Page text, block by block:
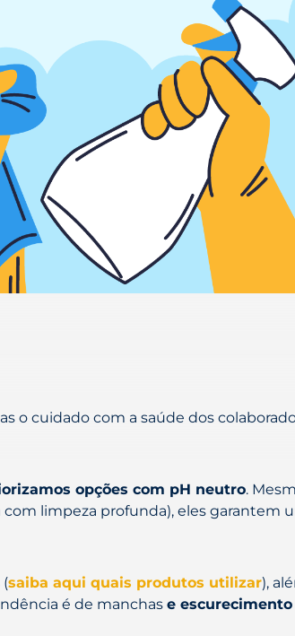
o cuidado com a saúde dos
opções com pH neutro.
limpeza profunda), eles garantem
(saiba aqui quais produtos utilizar),
é de manchas e